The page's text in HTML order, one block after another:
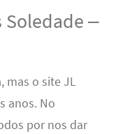
Soledade –
mas o site JL
anos. No
por nos dar